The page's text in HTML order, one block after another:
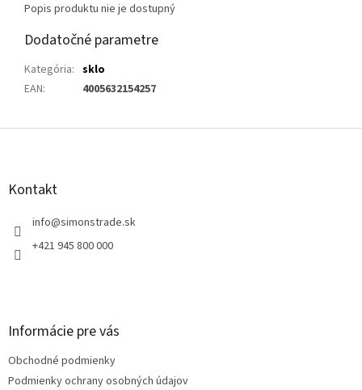
Popis produktu nie je dostupný
Dodatočné parametre
Kategória: sklo
EAN: 4005632154257
Z
Kontakt
info@simonstrade.sk
+421 945 800 000
Informácie pre vás
Obchodné podmienky
Podmienky ochrany osobných údajov